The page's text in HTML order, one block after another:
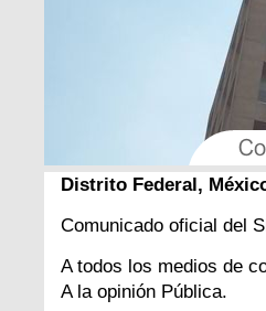
Distrito Federal,
Comunicado oficial del
A todos los medios de
A la opinión Pública.